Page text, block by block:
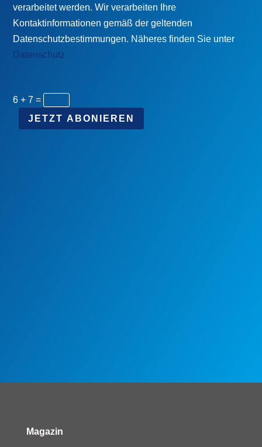
verarbeitet werden. Wir verarbeiten Ihre
Kontaktinformationen gemäß der geltenden
Datenschutzbestimmungen. Näheres finden Sie unter
Datenschutz
6 + 7 =
JETZT ABONIEREN
Magazin